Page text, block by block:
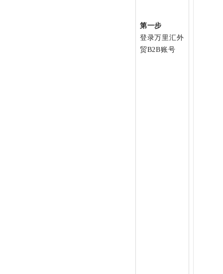
第一步
登录万里汇外
贸B2B账号